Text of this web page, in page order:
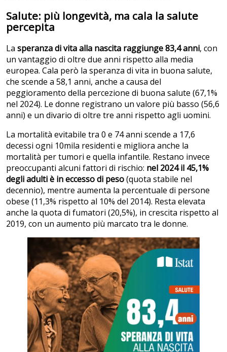
Salute: più longevità, ma cala la salute
percepita
La speranza di vita alla nascita raggiunge 83,4 anni, con
un vantaggio di oltre due anni rispetto alla media
europea. Cala però la speranza di vita in buona salute,
che scende a 58,1 anni, anche a causa del
peggioramento della percezione di buona salute (67,1%
nel 2024). Le donne registrano un valore più basso (56,6
anni) e un divario di oltre tre anni rispetto agli uomini.
La mortalità evitabile tra 0 e 74 anni scende a 17,6
decessi ogni 10mila residenti e migliora anche la
mortalità per tumori e quella infantile. Restano invece
preoccupanti alcuni fattori di rischio: nel 2024 il 45,1%
degli adulti è in eccesso di peso(quota stabile nel
decennio), mentre aumenta la percentuale di persone
obese (11,3% rispetto al 10% del 2014). Resta elevata
anche la quota di fumatori (20,5%), in crescita rispetto al
2019, con un aumento più marcato tra le donne.